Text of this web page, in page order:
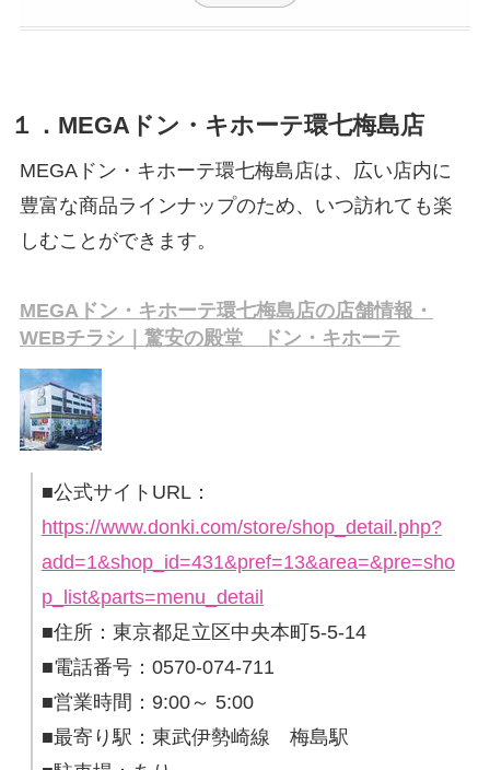
１．MEGAドン・キホーテ環七梅島店
MEGAドン・キホーテ環七梅島店は、広い店内に
豊富な商品ラインナップのため、いつ訪れても楽
しむことができます。
MEGAドン・キホーテ環七梅島店の店舗情報・
WEBチラシ｜驚安の殿堂 ドン・キホーテ
■公式サイトURL：
https://www.donki.com/store/shop_detail.php?
add=1&shop_id=431&pref=13&area=&pre=sho
p_list&parts=menu_detail
■住所：東京都足立区中央本町5-5-14
■電話番号：0570-074-711
■営業時間：9:00～ 5:00
■最寄り駅：東武伊勢崎線 梅島駅